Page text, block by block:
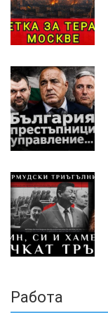
Работа